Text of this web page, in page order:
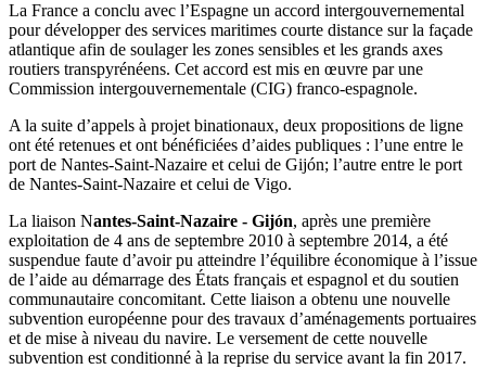
La France a conclu avec l’Espagne un accord intergouvernemental
pour développer des services maritimes courte distance sur la façade
atlantique afin de soulager les zones sensibles et les grands axes
routiers transpyrénéens. Cet accord est mis en œuvre par une
Commission intergouvernementale (CIG) franco-espagnole.
A la suite d’appels à projet binationaux, deux propositions de ligne
ont été retenues et ont bénéficiées d’aides publiques : l’une entre le
port de Nantes-Saint-Nazaire et celui de Gijón; l’autre entre le port
de Nantes-Saint-Nazaire et celui de Vigo.
La liaison Nantes-Saint-Nazaire - Gijón, après une première
exploitation de 4 ans de septembre 2010 à septembre 2014, a été
suspendue faute d’avoir pu atteindre l’équilibre économique à l’issue
de l’aide au démarrage des États français et espagnol et du soutien
communautaire concomitant. Cette liaison a obtenu une nouvelle
subvention européenne pour des travaux d’aménagements portuaires
et de mise à niveau du navire. Le versement de cette nouvelle
subvention est conditionné à la reprise du service avant la fin 2017.